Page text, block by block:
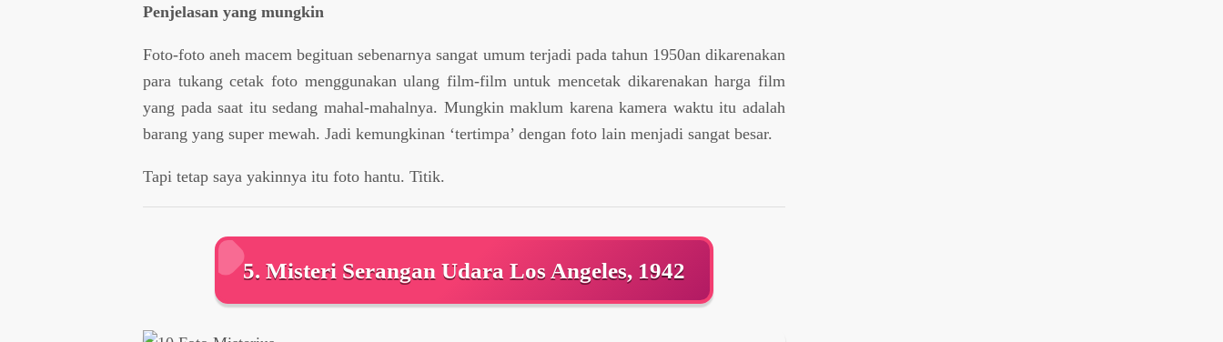
Penjelasan yang mungkin
Foto-foto aneh macem begituan sebenarnya sangat umum terjadi pada tahun 1950an dikarenakan
para tukang cetak foto menggunakan ulang film-film untuk mencetak dikarenakan harga film
yang pada saat itu sedang mahal-mahalnya. Mungkin maklum karena kamera waktu itu adalah
barang yang super mewah. Jadi kemungkinan ‘tertimpa’ dengan foto lain menjadi sangat besar.
Tapi tetap saya yakinnya itu foto hantu. Titik.
5. Misteri Serangan Udara Los Angeles, 1942